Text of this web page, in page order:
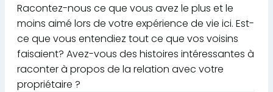
Racontez-nous ce que vous avez le plus et le
moins aimé lors de votre expérience de vie ici. Est-
ce que vous entendiez tout ce que vos voisins
faisaient? Avez-vous des histoires intéressantes à
raconter à propos de la relation avec votre
propriétaire ?